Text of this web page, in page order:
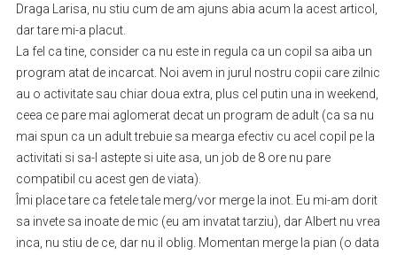
Draga Larisa, nu stiu cum de am ajuns abia acum la acest articol,
dar tare mi-a placut.
La fel ca tine, consider ca nu este in regula ca un copil sa aiba un
program atat de incarcat. Noi avem in jurul nostru copii care zilnic
au o activitate sau chiar doua extra, plus cel putin una in weekend,
ceea ce pare mai aglomerat decat un program de adult (ca sa nu
mai spun ca un adult trebuie sa mearga efectiv cu acel copil pe la
activitati si sa-l astepte si uite asa, un job de 8 ore nu pare
compatibil cu acest gen de viata).
Îmi place tare ca fetele tale merg/vor merge la inot. Eu mi-am dorit
sa invete sa inoate de mic (eu am invatat tarziu), dar Albert nu vrea
inca, nu stiu de ce, dar nu il oblig. Momentan merge la pian (o data